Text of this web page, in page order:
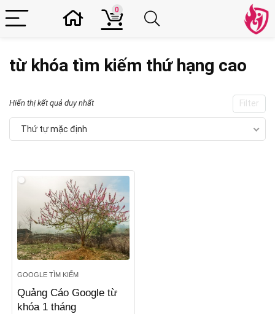
0
từ khóa tìm kiếm thứ hạng cao
Filter
Hiển thị kết quả duy nhất
Thứ tự mặc định
GOOGLE TÌM KIẾM
Quảng Cáo Google từ
khóa 1 tháng